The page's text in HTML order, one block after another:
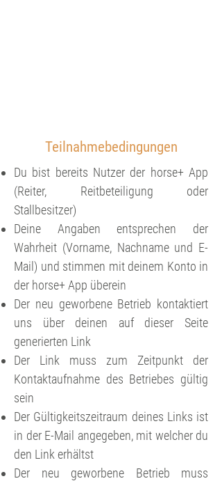
Teilnahmebedingungen
Du bist bereits Nutzer der horse+ App
(Reiter, Reitbeteiligung oder
Stallbesitzer)
Deine Angaben entsprechen der
Wahrheit (Vorname, Nachname und E-
Mail) und stimmen mit deinem Konto in
der horse+ App überein
Der neu geworbene Betrieb kontaktiert
uns über deinen auf dieser Seite
generierten Link
Der Link muss zum Zeitpunkt der
Kontaktaufnahme des Betriebes gültig
sein
Der Gültigkeitszeitraum deines Links ist
in der E-Mail angegeben, mit welcher du
den Link erhältst
Der neu geworbene Betrieb muss